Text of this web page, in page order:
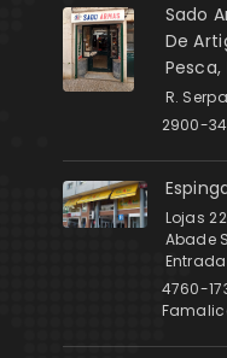
Sado
De
Pesca,
R.
2900-
Lojas
Abade
Entrada
4760-